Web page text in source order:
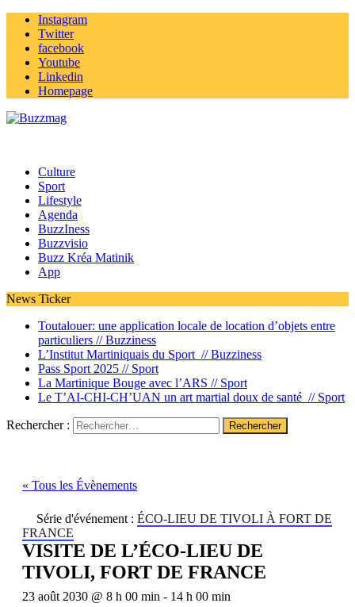
Instagram
Twitter
facebook
Youtube
Linkedin
Homepage
Culture
Sport
Lifestyle
Agenda
BuzzIness
Buzzvisio
Buzz Kréa Matinik
App
News Ticker
Toutalouer: une application locale de location d’objets entre
particuliers //Buzziness
L’Institut Martiniquais du Sport //Buzziness
Pass Sport 2025 // Sport
La Martinique Bouge avec l’ARS // Sport
Le T’AI-CHI-CH’UAN un art martial doux de santé // Sport
Rechercher :
« Tous les Évènements
Série d'événement : ÉCO-LIEU DE TIVOLI À FORT DE
FRANCE
VISITE DE L’ÉCO-LIEU DE
TIVOLI, FORT DE FRANCE
23 août 2030 @ 8 h 00 min - 14 h 00 min